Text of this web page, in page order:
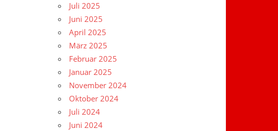
Juli 2025
Juni 2025
April 2025
März 2025
Februar 2025
Januar 2025
November 2024
Oktober 2024
Juli 2024
Juni 2024